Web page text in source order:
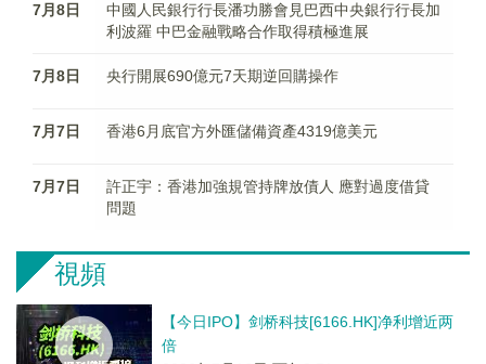
7月8日
中國人民銀行行長潘功勝會見巴西中央銀行行長加
利波羅 中巴金融戰略合作取得積極進展
7月8日 央行開展690億元7天期逆回購操作
7月7日 香港6月底官方外匯儲備資產4319億美元
7月7日
許正宇：香港加強規管持牌放債人 應對過度借貸
問題
視頻
【今日IPO】剑桥科技[6166.HK]净利增近两
倍